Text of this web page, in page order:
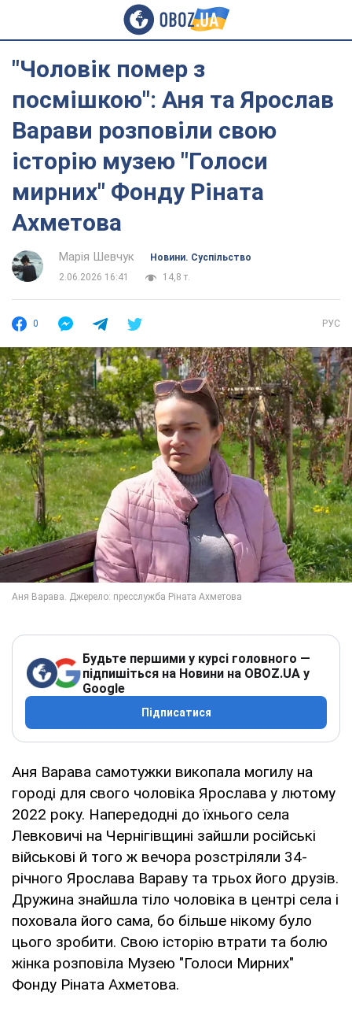
"Чоловік помер з
посмішкою": Аня та Ярослав
Варави розповіли свою
історію музею "Голоси
мирних" Фонду Ріната
Ахметова
Марія Шевчук
Новини. Суспільство
2.06.2026 16:41
14,8 т.
0 РУС
Будьте першими у курсі головного —
підпишіться на Новини на OBOZ.UA у
Google
Підписатися
Аня Варава самотужки викопала могилу на
городі для свого чоловіка Ярослава у лютому
2022 року. Напередодні до їхнього села
Левковичі на Чернігівщині зайшли російські
військові й того ж вечора розстріляли 34-
річного Ярослава Вараву та трьох його друзів.
Дружина знайшла тіло чоловіка в центрі села і
поховала його сама, бо більше нікому було
цього зробити. Свою історію втрати та болю
жінка розповіла Музею "Голоси Мирних"
Фонду Ріната Ахметова.